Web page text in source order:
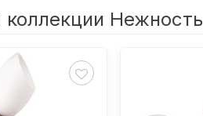
коллекции Нежность